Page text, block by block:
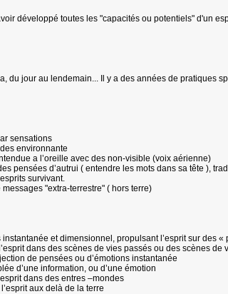
développé toutes les "capacités ou potentiels" d'un
du jour au lendemain... Il y a des années de pratiques
sensations
environnante
a l’oreille avec des non-visible (voix aérienne)
pensées d’autrui ( entendre les mots dans sa tête ),
survivant.
"extra-terrestre" ( hors terre)
et dimensionnel, propulsant l’esprit sur des
dans des scènes de vies passés ou des scènes de
de pensées ou d’émotions instantanée
d’une information, ou d’une émotion
dans des entres –mondes
aux delà de la terre